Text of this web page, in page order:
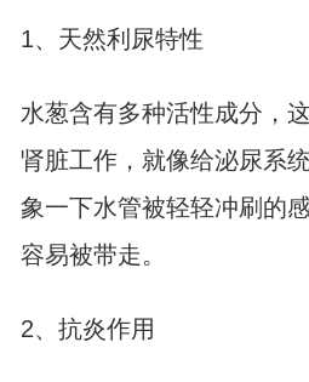
1、天然利尿特性
水葱含有多种活性成分，
肾脏工作，就像给泌尿系
象一下水管被轻轻冲刷的
容易被带走。
2、抗炎作用